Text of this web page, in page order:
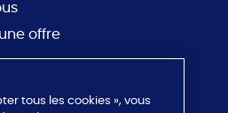
offre
tous les cookies », vous